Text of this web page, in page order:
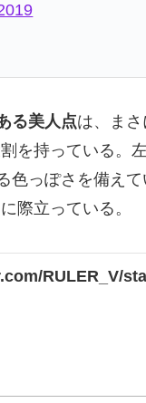
る美人点は、まさ
を持っている。
色っぽさを備え
際立っている。
RULER_V/